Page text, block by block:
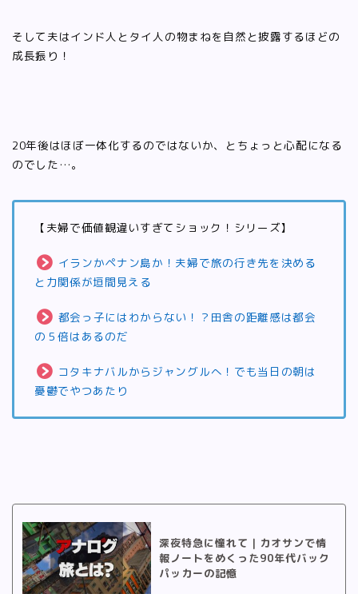
そして夫はインド人とタイ人の物まねを自然と披露するほどの
成長振り！
20年後はほぼ一体化するのではないか、とちょっと心配になる
のでした…。
【夫婦で価値観違いすぎてショック！シリーズ】
イランかペナン島か！夫婦で旅の行き先を決める
と力関係が垣間見える
都会っ子にはわからない！？田舎の距離感は都会
の５倍はあるのだ
コタキナバルからジャングルへ！でも当日の朝は
憂鬱でやつあたり
深夜特急に憧れて｜カオサンで情
報ノートをめくった90年代バック
パッカーの記憶